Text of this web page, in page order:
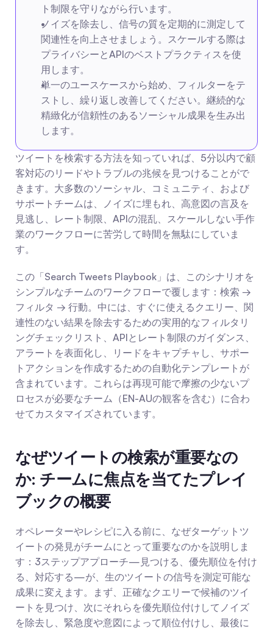
ト制限を守りながら行います。
ノイズを除去し、信号の質を定期的に測定して
関連性を向上させましょう。スケールする際は
プライバシーとAPIのベストプラクティスを使
用します。
単一のユースケースから始め、フィルターをテ
ストし、繰り返し改善してください。継続的な
精緻化が信頼性のあるソーシャル成果を生み出
します。
ツイートを検索する方法を知っていれば、5分以内で顧
客対応のリードやトラブルの兆候を見つけることがで
きます。大多数のソーシャル、コミュニティ、および
サポートチームは、ノイズに埋もれ、高意図の言及を
見逃し、レート制限、APIの混乱、スケールしない手作
業のワークフローに苦労して時間を無駄にしていま
す。
この「Search Tweets Playbook」は、このシナリオを
シンプルなチームのワークフローで覆します：検索 →
フィルタ → 行動。中には、すぐに使えるクエリー、関
連性のない結果を除去するための実用的なフィルタリ
ングチェックリスト、APIとレート制限のガイダンス、
アラートを表面化し、リードをキャプチャし、サポー
トアクションを作成するための自動化テンプレートが
含まれています。これらは再現可能で摩擦の少ないプ
ロセスが必要なチーム（EN-AUの観客を含む）に合わ
せてカスタマイズされています。
なぜツイートの検索が重要なの
か: チームに焦点を当てたプレイ
ブックの概要
オペレーターやレシピに入る前に、なぜターゲットツ
イートの発見がチームにとって重要なのかを説明しま
す：3ステップアプローチ—見つける、優先順位を付け
る、対応する—が、生のツイートの信号を測定可能な
成果に変えます。まず、正確なクエリーで候補のツイ
ートを見つけ、次にそれらを優先順位付けしてノイズ
を除去し、緊急度や意図によって順位付けし、最後に